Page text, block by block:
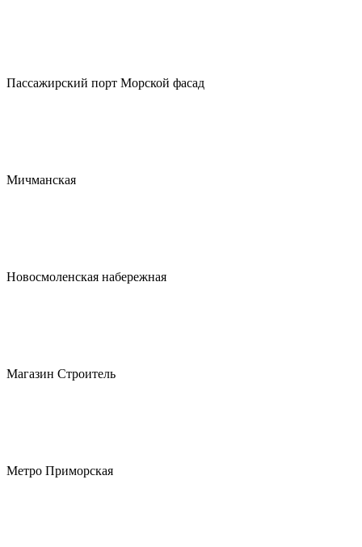
Пассажирский порт Морской фасад
Мичманская
Новосмоленская набережная
Магазин Строитель
Метро Приморская